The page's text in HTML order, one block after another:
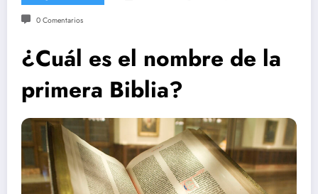
0 Comentarios
¿Cuál es el nombre de la
primera Biblia?